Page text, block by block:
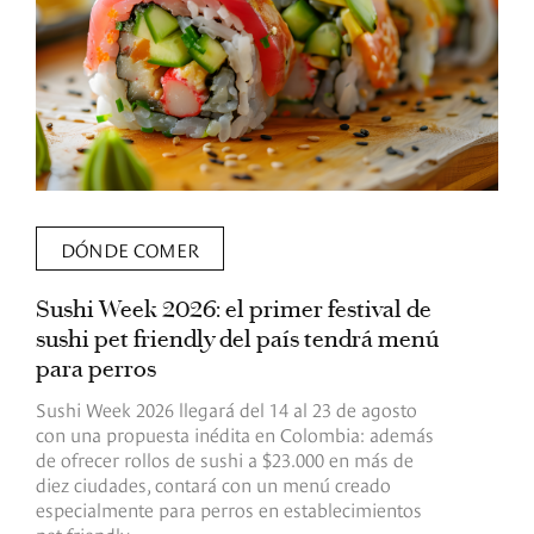
DÓNDE COMER
Sushi Week 2026: el primer festival de
sushi pet friendly del país tendrá menú
para perros
Sushi Week 2026 llegará del 14 al 23 de agosto
con una propuesta inédita en Colombia: además
de ofrecer rollos de sushi a $23.000 en más de
diez ciudades, contará con un menú creado
especialmente para perros en establecimientos